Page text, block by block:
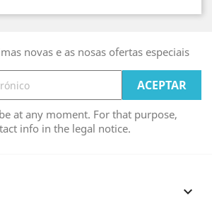
novas e as nosas ofertas especiais
at any moment. For that purpose,
info in the legal notice.
